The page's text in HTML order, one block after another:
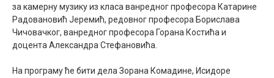
за камерну музику из класа ванредног професора Катарине
Радовановић Јеремић, редовног професора Борислава
Чичовачког, ванредног професора Горана Костића и
доцента Александра Стефановића.
На програму ће бити дела Зорана Комадине, Исидоре